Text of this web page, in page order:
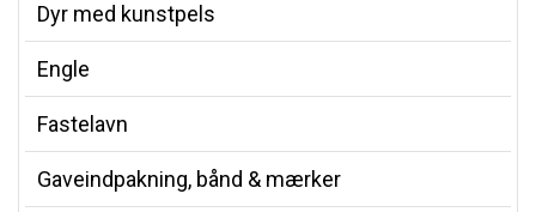
Dyr med kunstpels
Engle
Fastelavn
Gaveindpakning, bånd & mærker